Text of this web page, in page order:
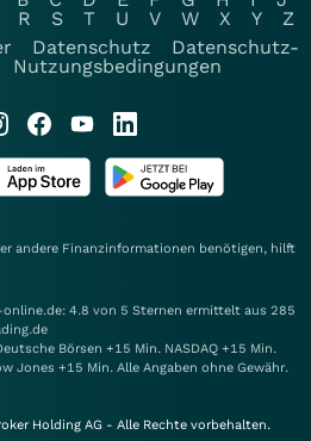
R S T U V W X Y
Z
Datenschutz
Datenschutz-
Nutzungsbedingungen
andere Finanzinformationen benötigen, hilft
4.8 von 5 Sternen ermittelt aus 285
Börsen +15 Min. NASDAQ +15 Min.
Jones +15 Min. Alle Angaben ohne Gewähr.
Holding AG - Alle Rechte vorbehalten.